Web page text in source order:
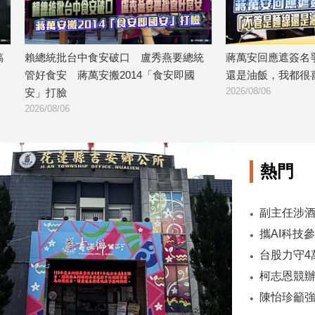
食安破口 盧秀燕要總統
安搬2014「食安即國
蔣萬安回應遮簽名爭議：「不管是
還是油飯，我都很喜歡」
熱門
陳怡珍籲